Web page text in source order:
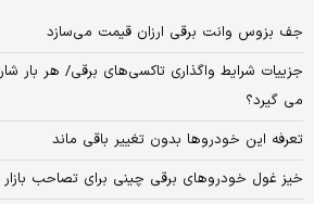
جف بزوس وانت برقی ارزان قیمت می‌سازد
جزییات شرایط واگذاری تاکسی‌های برقی/ هر بار
می گیرد؟
تعرفه این خودروها بدون تغییر باقی ماند
خیز غول خودروهای برقی چینی برای تصاحب بازار